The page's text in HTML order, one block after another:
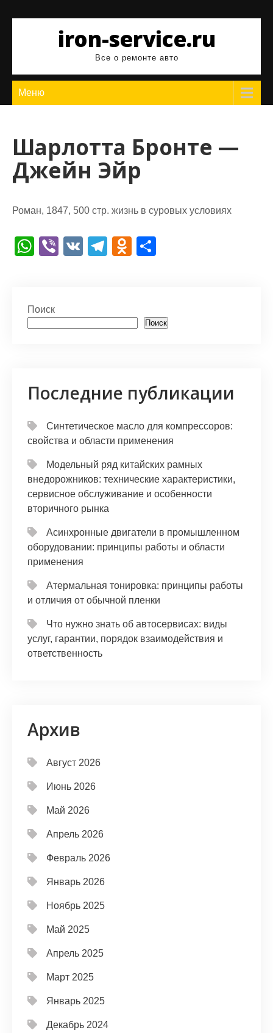
содержимомуiron-service.ru
Все о ремонте авто
Меню
Шарлотта Бронте —
Джейн Эйр
Роман, 1847, 500 стр. жизнь в суровых условиях
W
s
A
Vi
V
T
a
O
kl
ni
ki
а
т
ь
Поиск
Поиск
Последние публикации
Синтетическое масло для компрессоров:
свойства и области применения
Модельный ряд китайских рамных
внедорожников: технические характеристики,
сервисное обслуживание и особенности
вторичного рынка
Асинхронные двигатели в промышленном
оборудовании: принципы работы и области
применения
Атермальная тонировка: принципы работы
и отличия от обычной пленки
Что нужно знать об автосервисах: виды
услуг, гарантии, порядок взаимодействия и
ответственность
Архив
Август 2026
Июнь 2026
Май 2026
Апрель 2026
Февраль 2026
Январь 2026
Ноябрь 2025
Май 2025
Апрель 2025
Март 2025
Январь 2025
Декабрь 2024